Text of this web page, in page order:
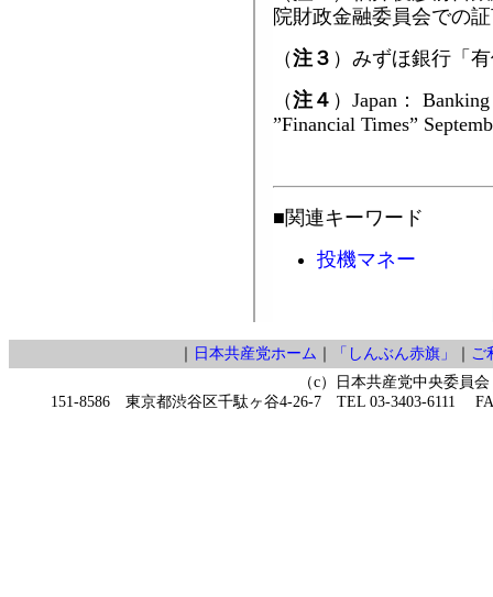
院財政金融委員会での
（注３ ）みずほ銀行「
（注４ ）Japan：
”Financial Times”
■関連キーワード
投機マネー
日本共産党ホーム 「しんぶん赤旗」
ご
（c）日本共産党中央委員会
151-8586 東京都渋谷区千駄ヶ谷4-26-7 TEL 03-3403-6111